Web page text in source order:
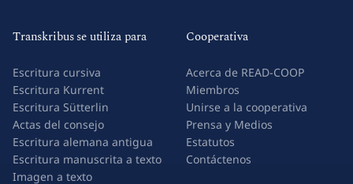
Transkribus se utiliza para
Escritura cursiva
Escritura Kurrent
Escritura Sütterlin
Actas del consejo
Escritura alemana antigua
Escritura manuscrita a texto
Imagen a texto
Cooperativa
Acerca de READ-COOP
Miembros
Unirse a la cooperativa
Prensa y Medios
Estatutos
Contáctenos